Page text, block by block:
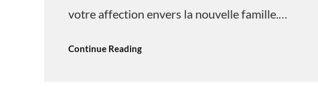
votre affection envers la nouvelle famille.…
Continue Reading